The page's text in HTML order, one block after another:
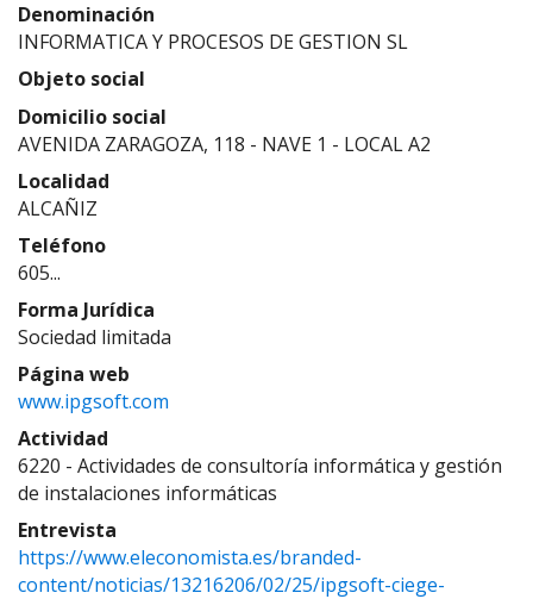
Denominación
INFORMATICA Y PROCESOS DE GESTION SL
Objeto social
Domicilio social
AVENIDA ZARAGOZA, 118 - NAVE 1 - LOCAL A2
Localidad
ALCAÑIZ
Teléfono
605...
Forma Jurídica
Sociedad limitada
Página web
www.ipgsoft.com
Actividad
6220 - Actividades de consultoría informática y gestión
de instalaciones informáticas
Entrevista
https://www.eleconomista.es/branded-
content/noticias/13216206/02/25/ipgsoft-ciege-